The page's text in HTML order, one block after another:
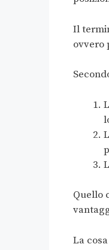
Il
ovvero
Quello
La